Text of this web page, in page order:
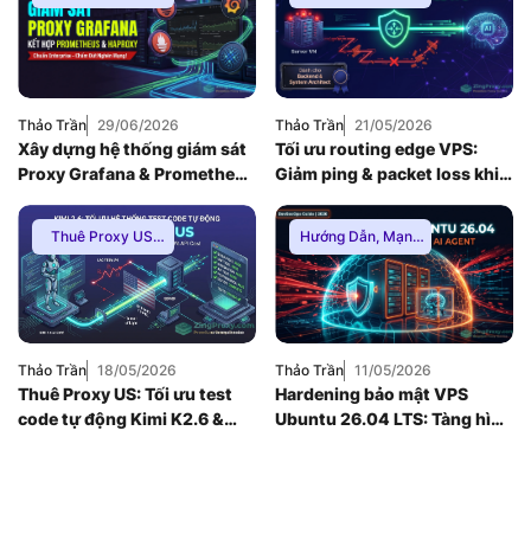
Thức Proxy,Mạng
Internnet
Thảo Trần 29/06/2026
Xây dựng hệ thống giám sát
Proxy Grafana & Prometheus
Thức Proxy,Mạng
Internnet
Thảo Trần 21/05/2026
Tối ưu routing edge VPS:
Giảm ping & packet loss khi
Thuê Proxy US,
Hướng Dẫn,Kiến
Thức Proxy ,Mạng
Internnet,Proxy
SOCKS5,Thuê
Proxy Nước Ngoài
Thảo Trần 18/05/2026
Thuê Proxy US: Tối ưu test
code tự động Kimi K2.6 &
Hướng Dẫn, Mạng
Internnet
Thảo Trần 11/05/2026
Hardening bảo mật VPS
Ubuntu 26.04 LTS: Tàng hình